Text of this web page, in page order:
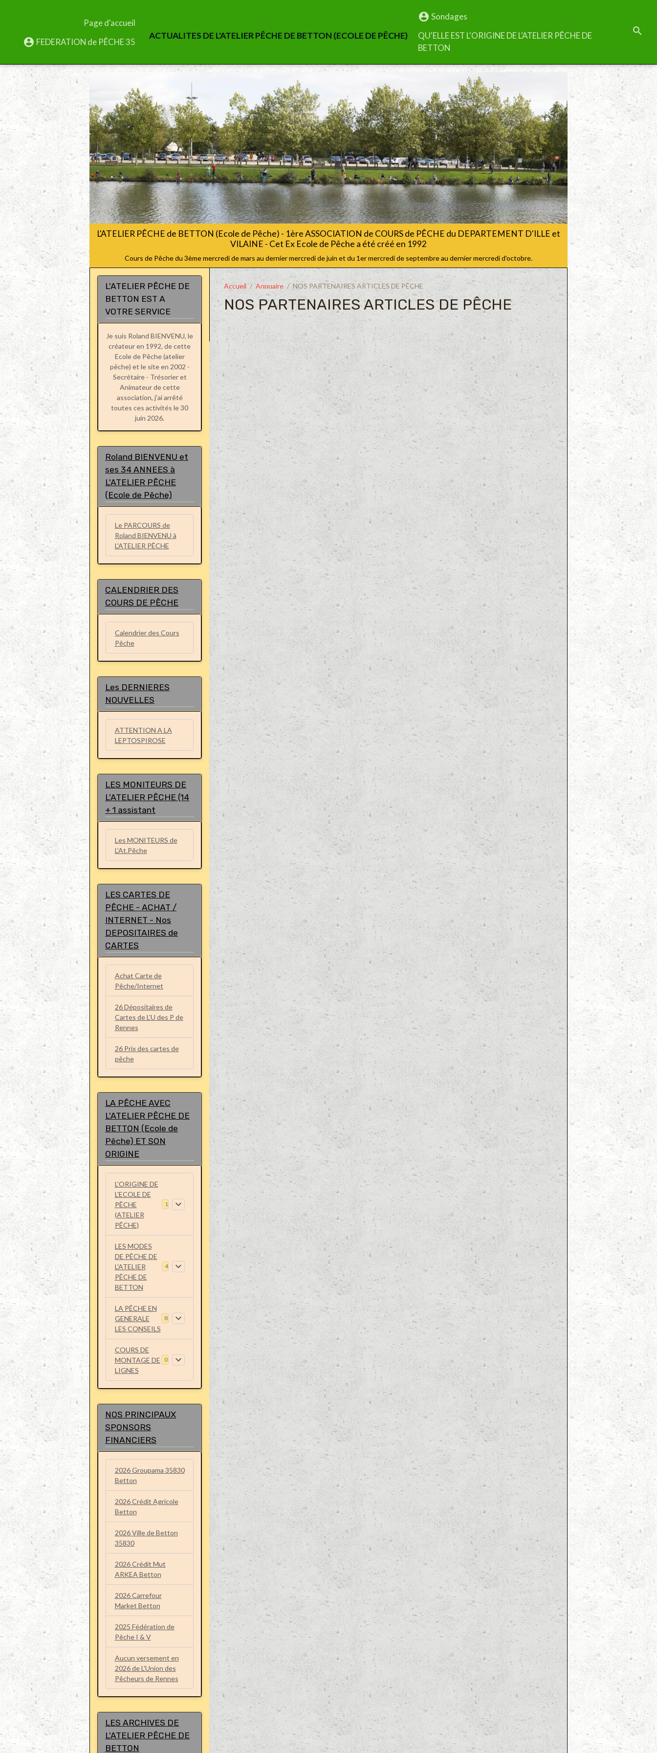
Page d'accueil
FEDERATION de PÊCHE 35
ACTUALITES DE L'ATELIER PÊCHE DE BETTON (ECOLE DE PÊCHE)
Sondages
QU'ELLE EST L'ORIGINE DE L'ATELIER PÊCHE DE
BETTON
L'ATELIER PÊCHE de BETTON (Ecole de Pêche) - 1ère ASSOCIATION de COURS de PÊCHE du DEPARTEMENT D'ILLE et
VILAINE - Cet Ex Ecole de Pêche a été créé en 1992
Cours de Pêche du 3ème mercredi de mars au dernier mercredi de juin et du 1er mercredi de septembre au dernier mercredi d'octobre.
Accueil Annuaire NOS PARTENAIRES ARTICLES DE PÊCHE
NOS PARTENAIRES ARTICLES DE PÊCHE
L'ATELIER PÊCHE DE
BETTON EST A
VOTRE SERVICE
Je suis Roland BIENVENU, le
créateur en 1992, de cette
Ecole de Pêche (atelier
pêche) et le site en 2002 -
Secrétaire - Trésorier et
Animateur de cette
association, j'ai arrêté
toutes ces activités le 30
juin 2026.
Roland BIENVENU et
ses 34 ANNEES à
L'ATELIER PÊCHE
(Ecole de Pêche)
Le PARCOURS de
Roland BIENVENU à
L'ATELIER PÊCHE
CALENDRIER DES
COURS DE PÊCHE
Calendrier des Cours
Pêche
Les DERNIERES
NOUVELLES
ATTENTION A LA
LEPTOSPIROSE
LES MONITEURS DE
L'ATELIER PÊCHE (14
+ 1 assistant
Les MONITEURS de
L'At.Pêche
LES CARTES DE
PÊCHE - ACHAT /
INTERNET - Nos
DEPOSITAIRES de
CARTES
Achat Carte de
Pêche/Internet
26 Dépositaires de
Cartes de L'U des P de
Rennes
26 Prix des cartes de
pêche
LA PÊCHE AVEC
L'ATELIER PÊCHE DE
BETTON (Ecole de
Pêche) ET SON
ORIGINE
L'ORIGINE DE
L'ECOLE DE
PÊCHE
(ATELIER
PÊCHE)
1
LES MODES
DE PÊCHE DE
L'ATELIER
PÊCHE DE
BETTON
4
LA PÊCHE EN
GENERALE
LES CONSEILS
8
COURS DE
MONTAGE DE
LIGNES
0
NOS PRINCIPAUX
SPONSORS
FINANCIERS
2026 Groupama 35830
Betton
2026 Crédit Agricole
Betton
2026 Ville de Betton
35830
2026 Crédit Mut
ARKEA Betton
2026 Carrefour
Market Betton
2025 Fédération de
Pêche I & V
Aucun versement en
2026 de L'Union des
Pêcheurs de Rennes
LES ARCHIVES DE
L'ATELIER PÊCHE DE
BETTON